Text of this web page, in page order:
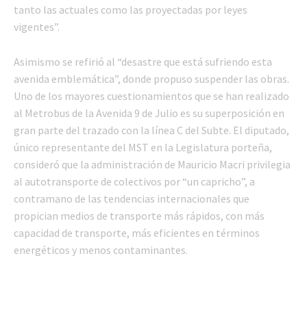
tanto las actuales como las proyectadas por leyes
vigentes”.
Asimismo se refirió al “desastre que está sufriendo esta
avenida emblemática”, donde propuso suspender las obras.
Uno de los mayores cuestionamientos que se han realizado
al Metrobus de la Avenida 9 de Julio es su superposición en
gran parte del trazado con la línea C del Subte. El diputado,
único representante del MST en la Legislatura porteña,
consideró que la administración de Mauricio Macri privilegia
al autotransporte de colectivos por “un capricho”, a
contramano de las tendencias internacionales que
propician medios de transporte más rápidos, con más
capacidad de transporte, más eficientes en términos
energéticos y menos contaminantes.